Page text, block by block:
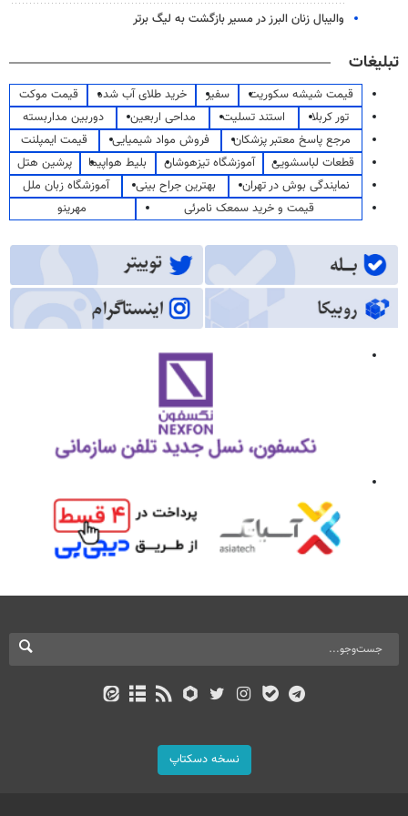
والیبال زنان البرز در مسیر بازگشت به لیگ برتر
تبلیغات
قیمت شیشه سکوریت سفیر خرید طلای آب شده
قیمت موکت
تور کربلا
استند تسلیت مداحی اربعین
دوربین مداربسته
مرجع پاسخ معتبر پزشکان
فروش مواد شیمیایی
قیمت ایمپلنت
قطعات لباسشویی
آموزشگاه تیزهوشان بلیط هواپیما
پرشین هتل
نمایندگی بوش در تهران
بهترین جراح بینی
آموزشگاه زبان ملل
قیمت و خرید سمعک نامرئی
مهرینو
نسخه دسکتاپ